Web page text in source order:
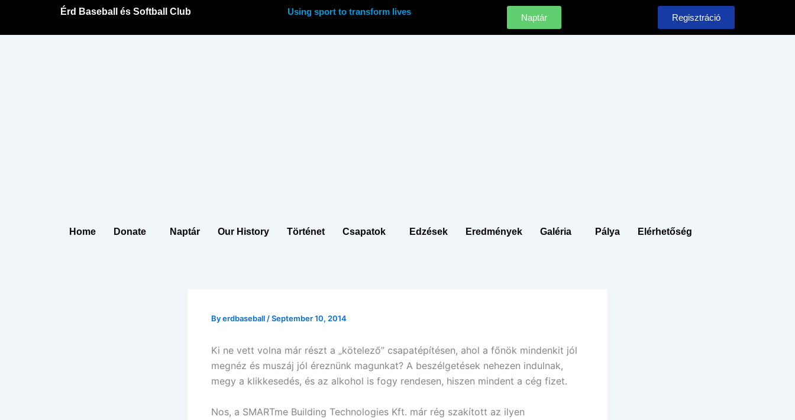
content
Érd Baseball és Softball Club Using sport to transform lives
Naptár Regisztráció
Home Donate Naptár Our History Történet Csapatok Edzések Eredmények Galéria Pálya Elérhetőség
Byerdbaseball /September 10, 2014
Ki ne vett volna már részt a „kötelező” csapatépítésen, ahol a főnök mindenkit jól
megnéz és muszáj jól éreznünk magunkat? A beszélgetések nehezen indulnak,
megy a klikkesedés, és az alkohol is fogy rendesen, hiszen mindent a cég fizet.
Nos, a SMARTme Building Technologies Kft. már rég szakított az ilyen